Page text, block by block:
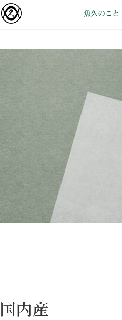
魚久のこと
国内産